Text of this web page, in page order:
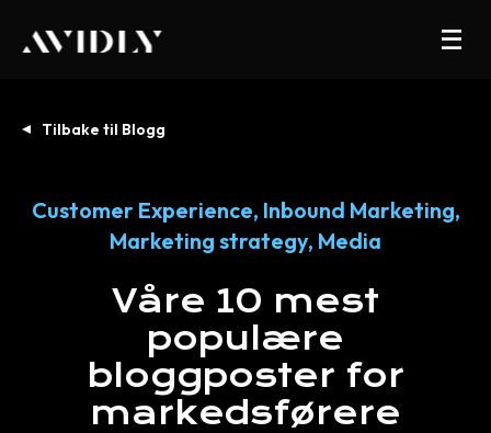
Tilbake til Blogg
Customer Experience, Inbound Marketing,
Marketing strategy, Media
Våre 10 mest
populære
bloggposter for
markedsførere